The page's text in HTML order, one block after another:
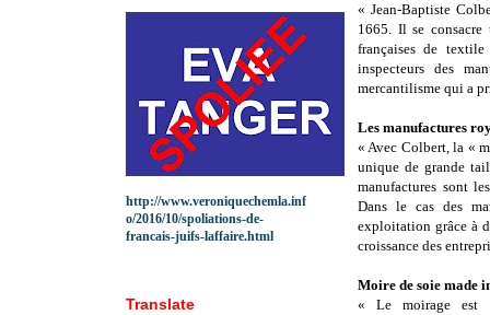
« Jean-Baptiste
1665. Il se consacre
françaises de
inspecteurs des
mercantilisme qui a
Les manufactures
« Avec Colbert, la «
unique de grande
manufactures sont
Dans le cas des
exploitation grâce à
croissance des
Moire de soie made
« Le moirage est
http://www.veroniquechemla.inf
o/2016/10/spoliations-de-
francais-juifs-laffaire.html
Translate